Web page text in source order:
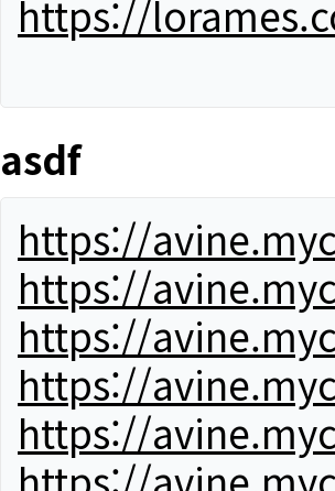
https://
asdf
https://
https://
https://
https://
https://